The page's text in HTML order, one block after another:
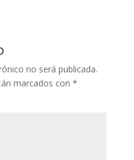
no será publicada.
marcados con *